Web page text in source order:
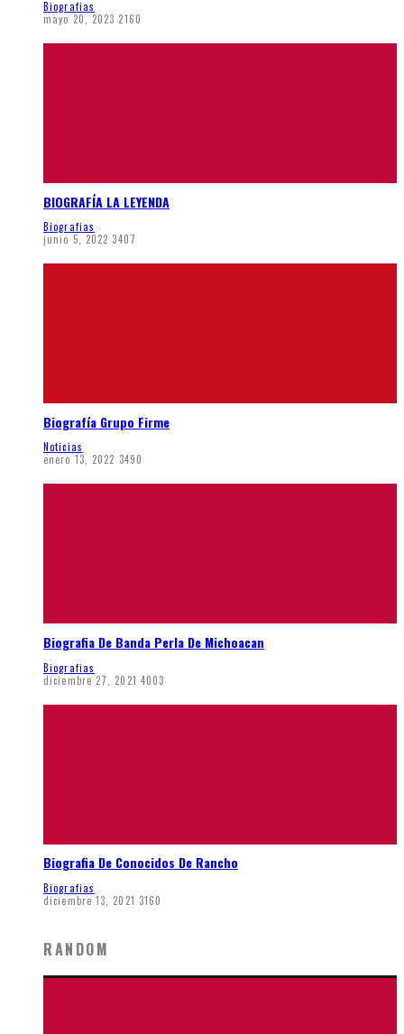
Biografias
mayo 20, 2023 2160
BIOGRAFÍA LA LEYENDA
Biografias
junio 5, 2022 3407
Biografía Grupo Firme
Noticias
enero 13, 2022 3490
Biografia De Banda Perla De Michoacan
Biografias
diciembre 27, 2021 4003
Biografia De Conocidos De Rancho
Biografias
diciembre 13, 2021 3160
RANDOM